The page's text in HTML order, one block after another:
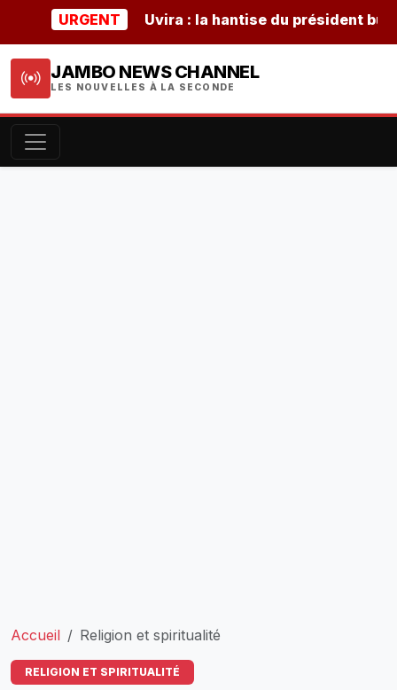
URGENT Uvira : la hantise du président
JAMBO NEWS CHANNEL
LES NOUVELLES À LA SECONDE
Accueil Religion et spiritualité
RELIGION ET SPIRITUALITÉ